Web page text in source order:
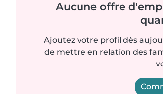
Aucune offre
Ajoutez votre profil dès
de mettre en relation des